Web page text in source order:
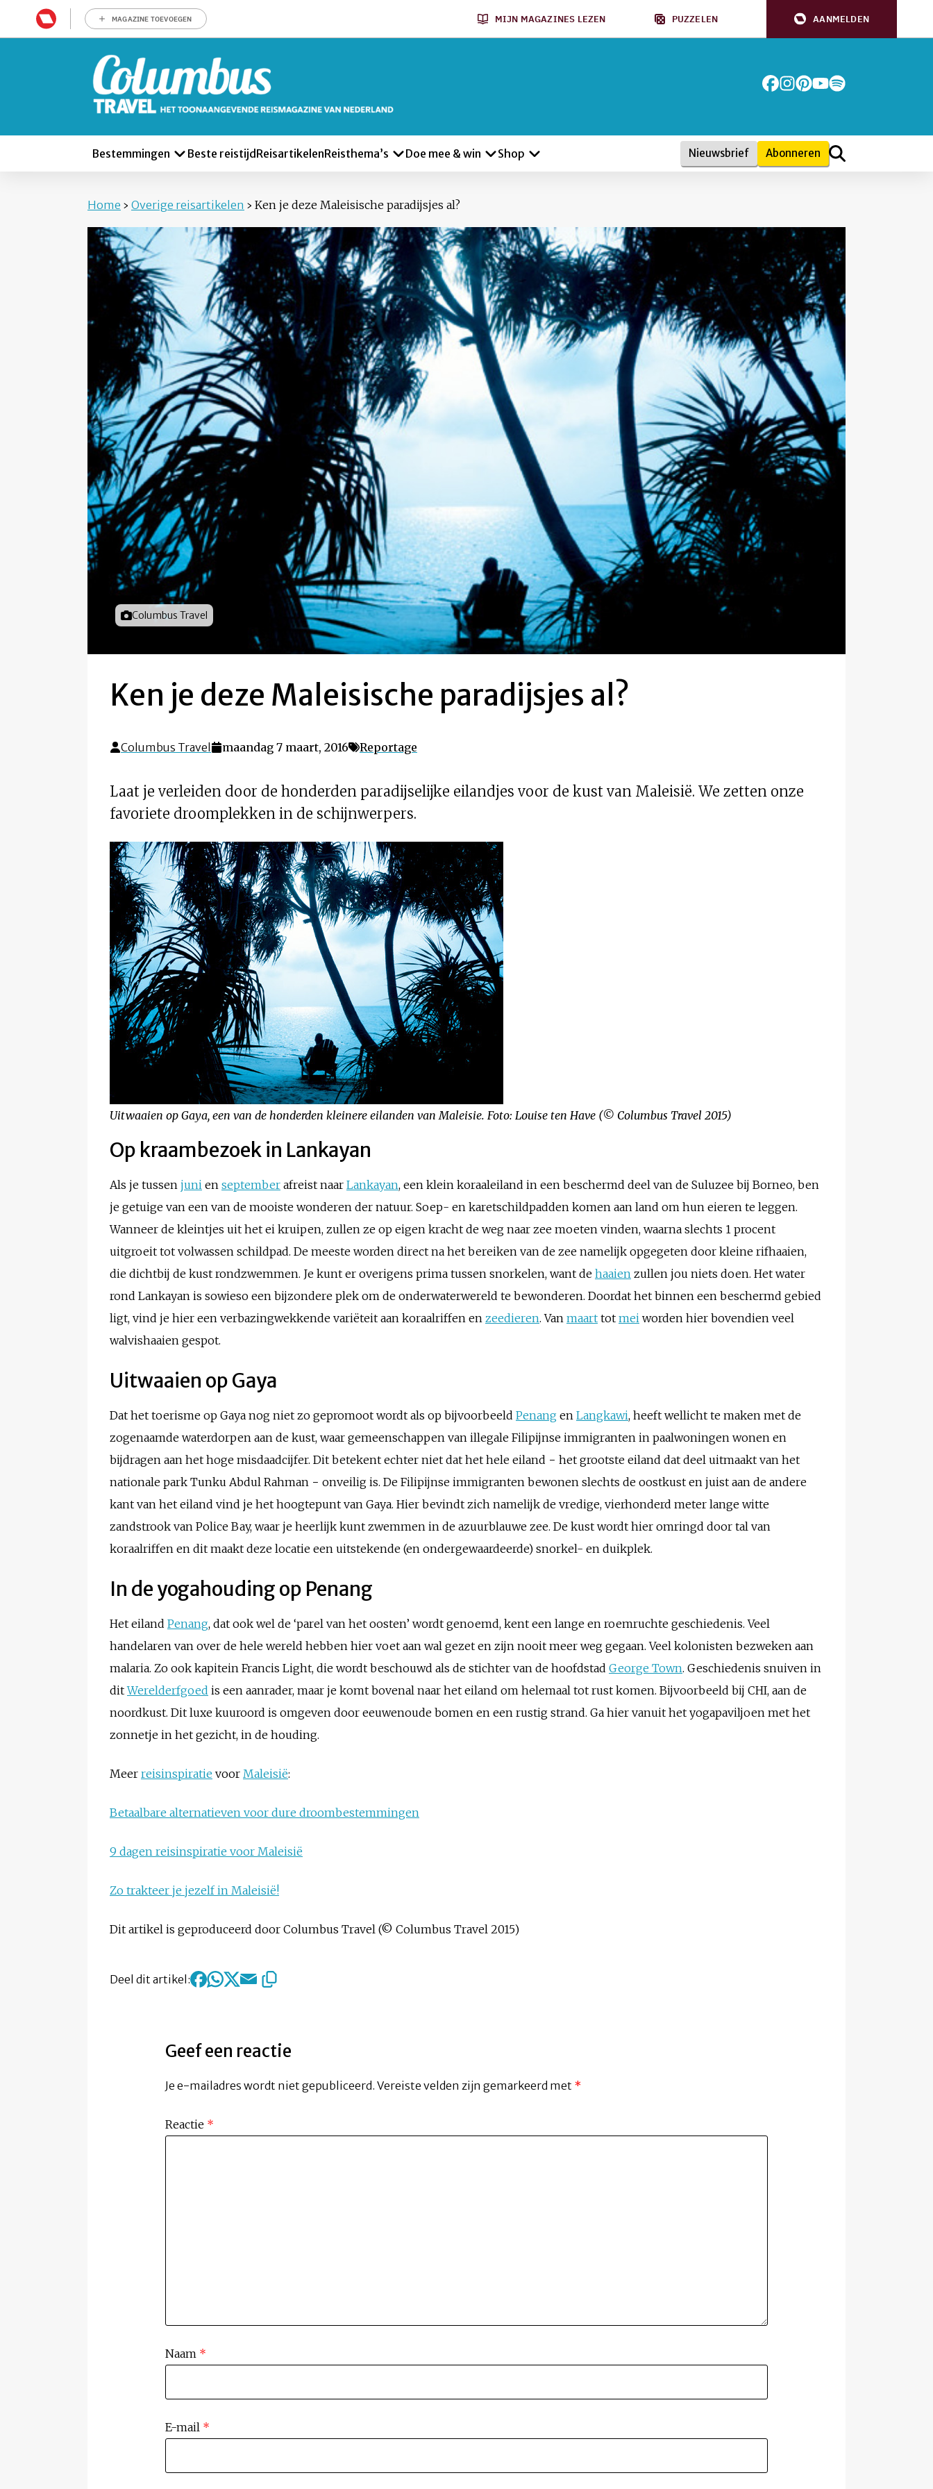
MAGAZINE TOEVOEGEN MIJN MAGAZINES LEZEN PUZZELEN AANMELDEN
Bestemmingen Beste reistijd ReisartikelenReisthema’s Doe mee & win Shop Nieuwsbrief Abonneren
Home › Overige reisartikelen › Ken je deze Maleisische paradijsjes al?
Foto door
Columbus Travel
Ken je deze Maleisische paradijsjes al?
Columbus Travel maandag 7 maart, 2016 Reportage
Laat je verleiden door de honderden paradijselijke eilandjes voor de kust van Maleisië. We zetten onze
favoriete droomplekken in de schijnwerpers.
Uitwaaien op Gaya, een van de honderden kleinere eilanden van Maleisie. Foto: Louise ten Have (© Columbus Travel 2015)
Op kraambezoek in Lankayan
Als je tussen juni en september afreist naar Lankayan, een klein koraaleiland in een beschermd deel van de Suluzee bij Borneo, ben
je getuige van een van de mooiste wonderen der natuur. Soep- en karetschildpadden komen aan land om hun eieren te leggen.
Wanneer de kleintjes uit het ei kruipen, zullen ze op eigen kracht de weg naar zee moeten vinden, waarna slechts 1 procent
uitgroeit tot volwassen schildpad. De meeste worden direct na het bereiken van de zee namelijk opgegeten door kleine rifhaaien,
die dichtbij de kust rondzwemmen. Je kunt er overigens prima tussen snorkelen, want de haaien zullen jou niets doen. Het water
rond Lankayan is sowieso een bijzondere plek om de onderwaterwereld te bewonderen. Doordat het binnen een beschermd gebied
ligt, vind je hier een verbazingwekkende variëteit aan koraalriffen en zeedieren. Van maart tot mei worden hier bovendien veel
walvishaaien gespot.
Uitwaaien op Gaya
Dat het toerisme op Gaya nog niet zo gepromoot wordt als op bijvoorbeeld Penang en Langkawi, heeft wellicht te maken met de
zogenaamde waterdorpen aan de kust, waar gemeenschappen van illegale Filipijnse immigranten in paalwoningen wonen en
bijdragen aan het hoge misdaadcijfer. Dit betekent echter niet dat het hele eiland − het grootste eiland dat deel uitmaakt van het
nationale park Tunku Abdul Rahman − onveilig is. De Filipijnse immigranten bewonen slechts de oostkust en juist aan de andere
kant van het eiland vind je het hoogtepunt van Gaya. Hier bevindt zich namelijk de vredige, vierhonderd meter lange witte
zandstrook van Police Bay, waar je heerlijk kunt zwemmen in de azuurblauwe zee. De kust wordt hier omringd door tal van
koraalriffen en dit maakt deze locatie een uitstekende (en ondergewaardeerde) snorkel- en duikplek.
In de yogahouding op Penang
Het eiland Penang, dat ook wel de ‘parel van het oosten’ wordt genoemd, kent een lange en roemruchte geschiedenis. Veel
handelaren van over de hele wereld hebben hier voet aan wal gezet en zijn nooit meer weg gegaan. Veel kolonisten bezweken aan
malaria. Zo ook kapitein Francis Light, die wordt beschouwd als de stichter van de hoofdstad George Town. Geschiedenis snuiven in
ditWerelderfgoed is een aanrader, maar je komt bovenal naar het eiland om helemaal tot rust komen. Bijvoorbeeld bij CHI, aan de
noordkust. Dit luxe kuuroord is omgeven door eeuwenoude bomen en een rustig strand. Ga hier vanuit het yogapaviljoen met het
zonnetje in het gezicht, in de houding.
Meer reisinspiratie voor Maleisië:
Betaalbare alternatieven voor dure droombestemmingen
9 dagen reisinspiratie voor Maleisië
Zo trakteer je jezelf in Maleisië!
Dit artikel is geproduceerd door Columbus Travel (© Columbus Travel 2015)
Deel dit artikel:
Geef een reactie
Je e-mailadres wordt niet gepubliceerd. Vereiste velden zijn gemarkeerd met *
Reactie *
Naam *
E-mail *